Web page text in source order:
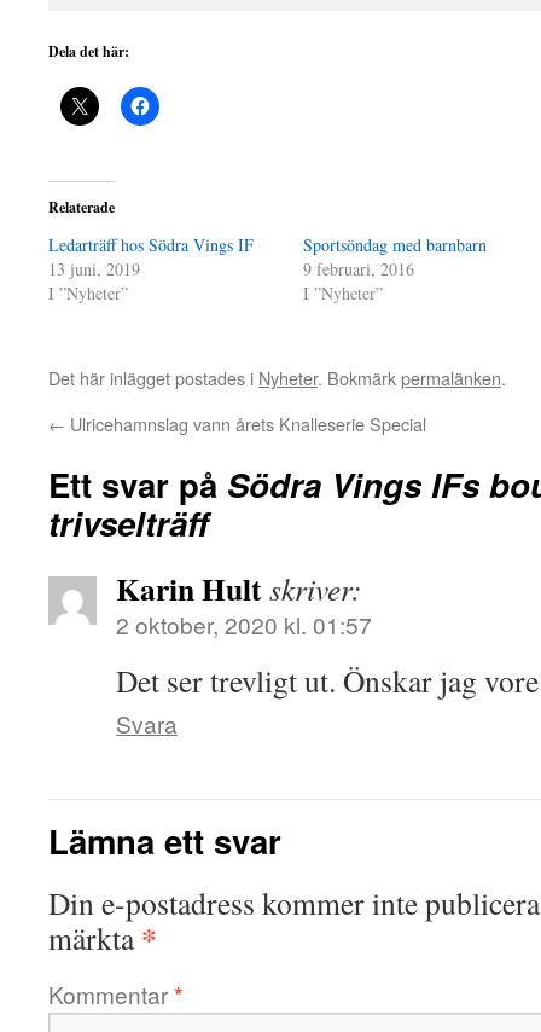
Dela det här:
Relaterade
Ledarträff hos Södra Vings IF
13 juni, 2019
I ”Nyheter”
Sportsöndag med barnbarn
9 februari, 2016
I ”Nyheter”
Det här inlägget postades i Nyheter. Bokmärkpermalänken.
← Ulricehamnslag vann årets Knalleserie Special
Ett svar på Södra Vings IFs
trivselträff
Karin Hultskriver:
2 oktober, 2020 kl. 01:57
Det ser trevligt ut. Önskar jag
Svara
Lämna ett svar
Din e-postadress kommer inte
märkta*
Kommentar*